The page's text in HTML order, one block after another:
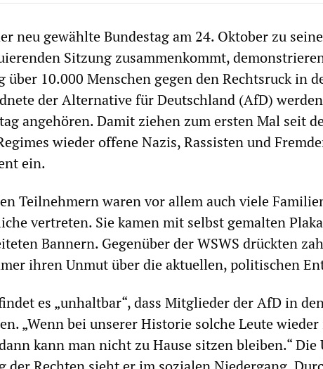
neu gewählte Bundestag am 24. Oktober zu
Sitzung zusammenkommt,
über 10.000 Menschen gegen den Rechtsruck in
der Alternative für Deutschland (AfD)
angehören. Damit ziehen zum ersten Mal seit
wieder offene Nazis, Rassisten und
ein.
Teilnehmern waren vor allem auch viele
vertreten. Sie kamen mit selbst gemalten
Bannern. Gegenüber der WSWS drückten
ihren Unmut über die aktuellen, politischen
es „unhaltbar“, dass Mitglieder der AfD in
„Wenn bei unserer Historie solche Leute
kann man nicht zu Hause sitzen bleiben.“ Die